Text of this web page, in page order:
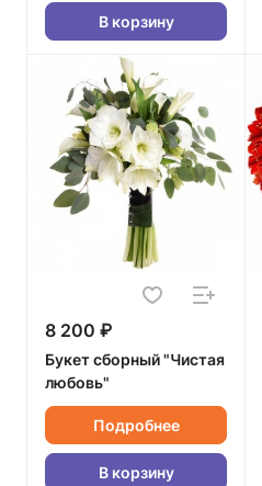
В корзину
8 200 ₽
Букет сборный "Чистая
любовь"
Подробнее
В корзину